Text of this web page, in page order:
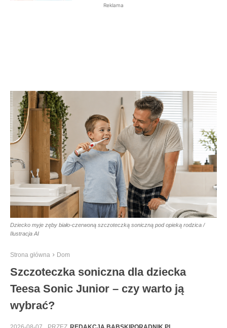
Reklama